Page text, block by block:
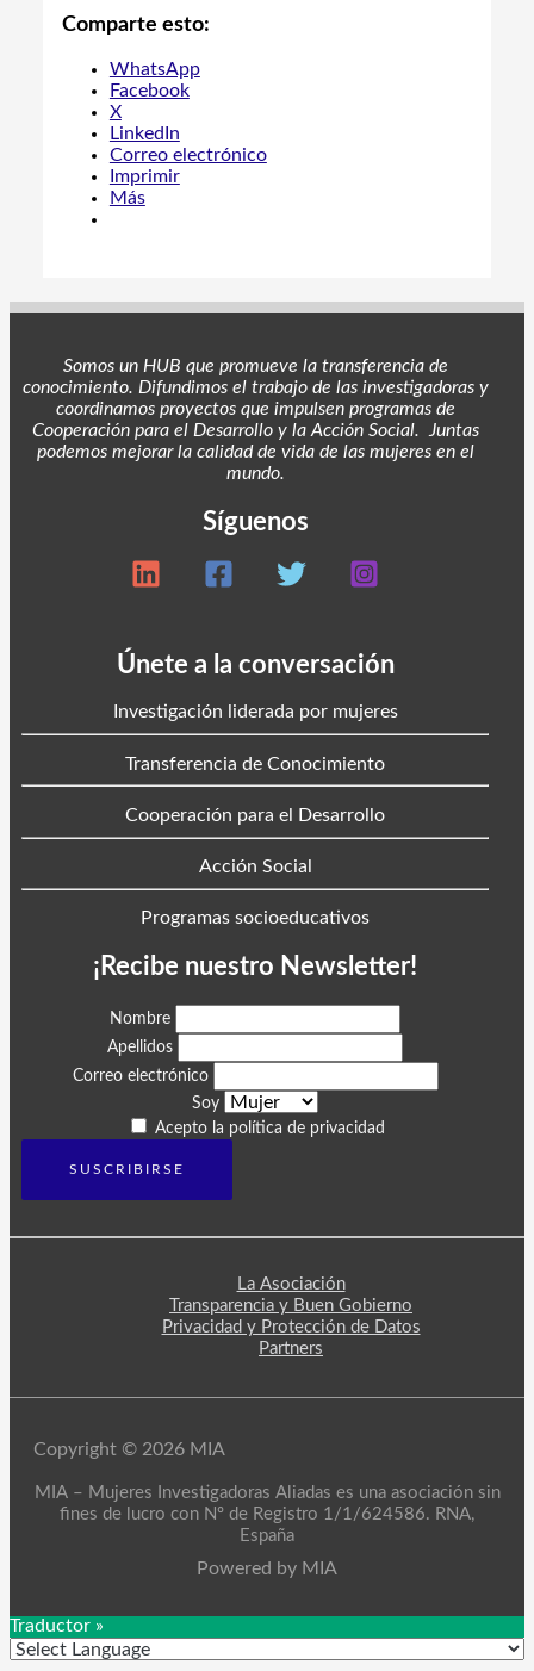
Comparte esto:
WhatsApp
Facebook
X
LinkedIn
Correo electrónico
Imprimir
Más
Somos un HUB que promueve la transferencia de
conocimiento. Difundimos el trabajo de las investigadoras y
coordinamos proyectos que impulsen programas de
Cooperación para el Desarrollo y la Acción Social. Juntas
podemos mejorar la calidad de vida de las mujeres en el
mundo.
Síguenos
Únete a la conversación
Investigación liderada por mujeres
Transferencia de Conocimiento
Cooperación para el Desarrollo
Acción Social
Programas socioeducativos
¡Recibe nuestro Newsletter!
Nombre
Apellidos
Correo electrónico
Soy
Acepto la política de privacidad
La Asociación
Transparencia y Buen Gobierno
Privacidad y Protección de Datos
Partners
Copyright © 2026 MIA
MIA – Mujeres Investigadoras Aliadas es una asociación sin
fines de lucro con Nº de Registro 1/1/624586. RNA,
España
Powered by MIA
Traductor »